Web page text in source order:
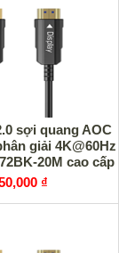
sợi quang AOC
giải 4K@60Hz
20M cao cấp
₫